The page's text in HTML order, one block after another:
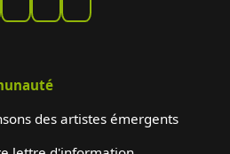
des artistes émergents